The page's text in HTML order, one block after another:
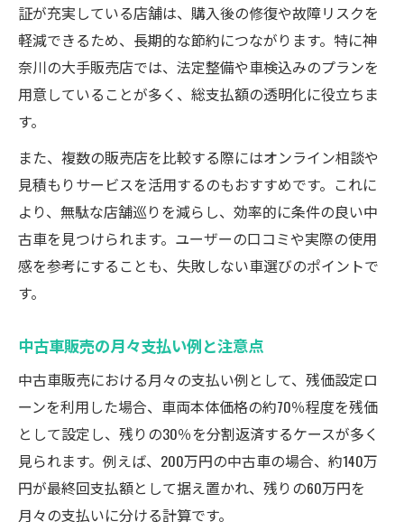
証が充実している店舗は、購入後の修復や故障リスクを
軽減できるため、長期的な節約につながります。特に神
奈川の大手販売店では、法定整備や車検込みのプランを
用意していることが多く、総支払額の透明化に役立ちま
す。
また、複数の販売店を比較する際にはオンライン相談や
見積もりサービスを活用するのもおすすめです。これに
より、無駄な店舗巡りを減らし、効率的に条件の良い中
古車を見つけられます。ユーザーの口コミや実際の使用
感を参考にすることも、失敗しない車選びのポイントで
す。
中古車販売の月々支払い例と注意点
中古車販売における月々の支払い例として、残価設定ロ
ーンを利用した場合、車両本体価格の約70％程度を残価
として設定し、残りの30％を分割返済するケースが多く
見られます。例えば、200万円の中古車の場合、約140万
円が最終回支払額として据え置かれ、残りの60万円を
月々の支払いに分ける計算です。